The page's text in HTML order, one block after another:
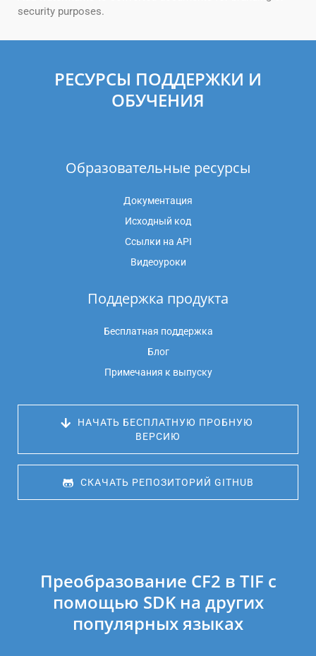
security purposes.
РЕСУРСЫ ПОДДЕРЖКИ И
ОБУЧЕНИЯ
Образовательные ресурсы
Документация
Исходный код
Ссылки на API
Видеоуроки
Поддержка продукта
Бесплатная поддержка
Блог
Примечания к выпуску
НАЧАТЬ БЕСПЛАТНУЮ ПРОБНУЮ
ВЕРСИЮ
СКАЧАТЬ РЕПОЗИТОРИЙ GITHUB
Преобразование CF2 в TIF с
помощью SDK на других
популярных языках